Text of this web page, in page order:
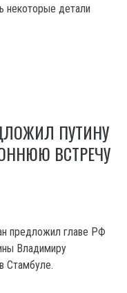
некоторые детали
ПУТИНУ
ВСТРЕЧУ
предложил главе РФ
Владимиру
Стамбуле.